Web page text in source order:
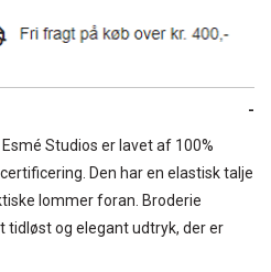
Studios er lavet af 100%
Den har en elastisk talje
lommer foran. Broderie
tidløst og elegant udtryk, der er